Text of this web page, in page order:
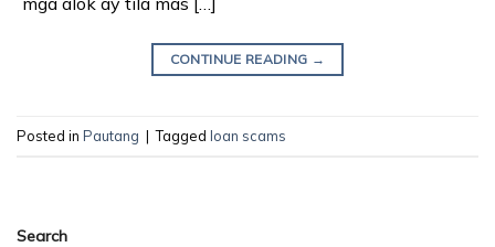
CONTINUE READING →
Posted in Pautang | Tagged loan scams
Search